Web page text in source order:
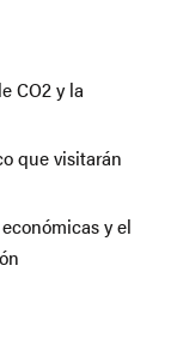
CO2 y la
que visitarán
y el